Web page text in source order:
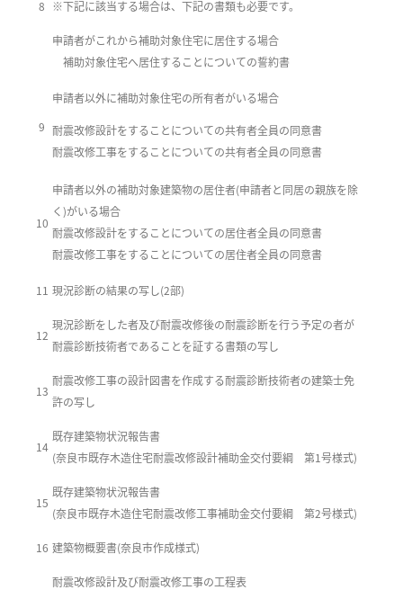
8 ※下記に該当する場合は、下記の書類も必要です。
申請者がこれから補助対象住宅に居住する場合
補助対象住宅へ居住することについての誓約書
9
申請者以外に補助対象住宅の所有者がいる場合
耐震改修設計をすることについての共有者全員の同意書
耐震改修工事をすることについての共有者全員の同意書
10
申請者以外の補助対象建築物の居住者(申請者と同居の親族を除
く)がいる場合
耐震改修設計をすることについての居住者全員の同意書
耐震改修工事をすることについての居住者全員の同意書
11 現況診断の結果の写し(2部)
12
現況診断をした者及び耐震改修後の耐震診断を行う予定の者が
耐震診断技術者であることを証する書類の写し
13
耐震改修工事の設計図書を作成する耐震診断技術者の建築士免
許の写し
14
既存建築物状況報告書
(奈良市既存木造住宅耐震改修設計補助金交付要綱 第1号様式)
15
既存建築物状況報告書
(奈良市既存木造住宅耐震改修工事補助金交付要綱 第2号様式)
16 建築物概要書(奈良市作成様式)
耐震改修設計及び耐震改修工事の工程表